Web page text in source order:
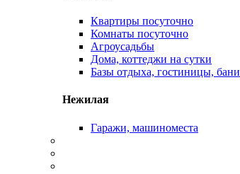
Квартиры посуточно
Комнаты посуточно
Агроусадьбы
Дома, коттеджи на сутки
Базы отдыха, гостиницы, бани
Нежилая
Гаражи, машиноместа